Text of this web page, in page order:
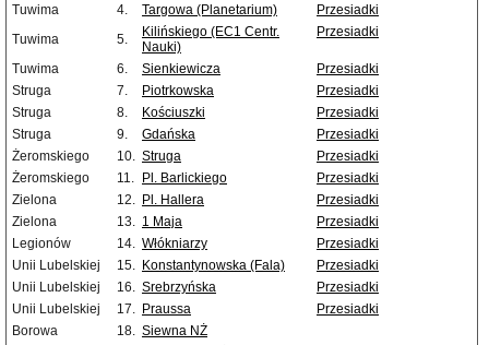
Tuwima
4. Targowa (Planetarium)
Przesiadki
Tuwima
5.
Kilińskiego (EC1 Centr.
Nauki)
Przesiadki
Tuwima 6. Sienkiewicza
Przesiadki
Struga
7. Piotrkowska
Przesiadki
Struga
8. Kościuszki
Przesiadki
Struga
9. Gdańska
Przesiadki
Żeromskiego
10. Struga
Przesiadki
Żeromskiego
11. Pl. Barlickiego
Przesiadki
Zielona
12. Pl. Hallera
Przesiadki
Zielona
13. 1 Maja
Przesiadki
Legionów
14. Włókniarzy
Przesiadki
Unii Lubelskiej
15. Konstantynowska (Fala)
Przesiadki
Unii Lubelskiej
16. Srebrzyńska
Przesiadki
Unii Lubelskiej
17. Praussa
Przesiadki
Borowa
18. Siewna NŻ